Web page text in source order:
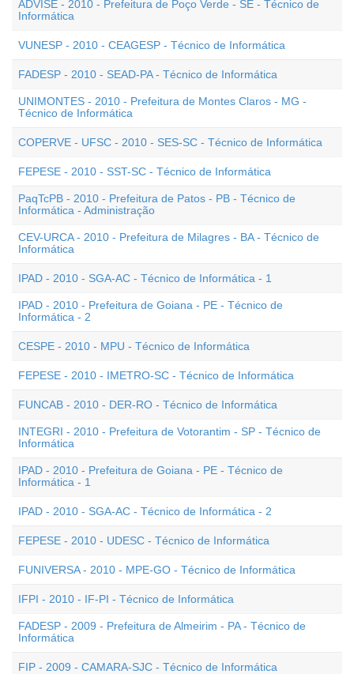
ADVISE - 2010 - Prefeitura de Poço Verde - SE - Técnico de
Informática
VUNESP - 2010 - CEAGESP - Técnico de Informática
FADESP - 2010 - SEAD-PA - Técnico de Informática
UNIMONTES - 2010 - Prefeitura de Montes Claros - MG -
Técnico de Informática
COPERVE - UFSC - 2010 - SES-SC - Técnico de Informática
FEPESE - 2010 - SST-SC - Técnico de Informática
PaqTcPB - 2010 - Prefeitura de Patos - PB - Técnico de
Informática - Administração
CEV-URCA - 2010 - Prefeitura de Milagres - BA - Técnico de
Informática
IPAD - 2010 - SGA-AC - Técnico de Informática - 1
IPAD - 2010 - Prefeitura de Goiana - PE - Técnico de
Informática - 2
CESPE - 2010 - MPU - Técnico de Informática
FEPESE - 2010 - IMETRO-SC - Técnico de Informática
FUNCAB - 2010 - DER-RO - Técnico de Informática
INTEGRI - 2010 - Prefeitura de Votorantim - SP - Técnico de
Informática
IPAD - 2010 - Prefeitura de Goiana - PE - Técnico de
Informática - 1
IPAD - 2010 - SGA-AC - Técnico de Informática - 2
FEPESE - 2010 - UDESC - Técnico de Informática
FUNIVERSA - 2010 - MPE-GO - Técnico de Informática
IFPI - 2010 - IF-PI - Técnico de Informática
FADESP - 2009 - Prefeitura de Almeirim - PA - Técnico de
Informática
FIP - 2009 - CAMARA-SJC - Técnico de Informática